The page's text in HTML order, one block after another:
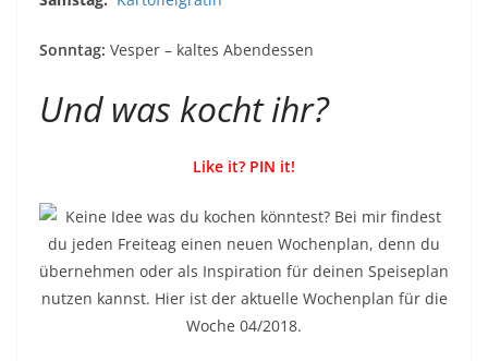
Sonntag: Vesper – kaltes Abendessen
Und was kocht ihr?
Like it? PIN it!